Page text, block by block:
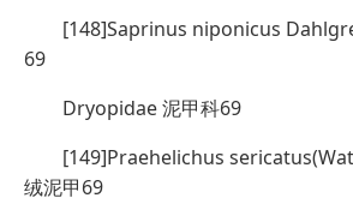
[148]Saprinus niponicus
69
Dryopidae 泥甲科69
[149]Praehelichus
绒泥甲69